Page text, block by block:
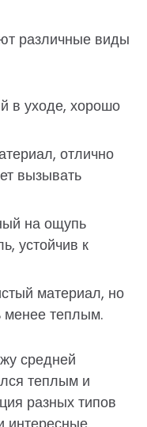
различные виды
в уходе, хорошо
отлично
вызывать
на ощупь
устойчив к
материал, но
менее теплым.
средней
теплым и
разных типов